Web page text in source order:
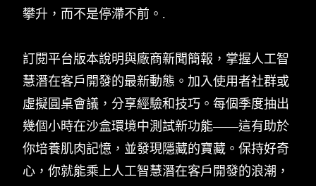
攀升，而不是停滯不前。.
訂閱平台版本說明與廠商新聞簡報，掌握人工智
慧潛在客戶開發的最新動態。加入使用者社群或
虛擬圓桌會議，分享經驗和技巧。每個季度抽出
幾個小時在沙盒環境中測試新功能——這有助於
你培養肌肉記憶，並發現隱藏的寶藏。保持好奇
心，你就能乘上人工智慧潛在客戶開發的浪潮，